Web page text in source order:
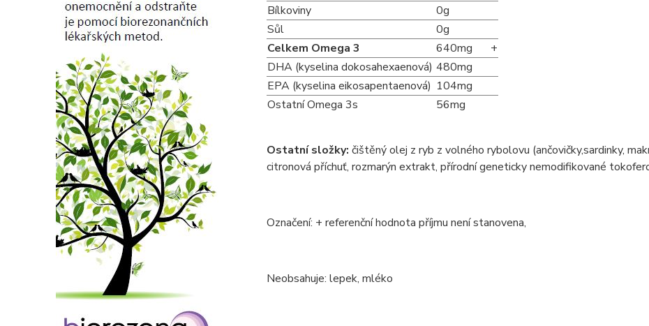
Bílkoviny
0g
Sůl
0g
Celkem Omega 3
640mg
+
DHA (kyselina dokosahexaenová) 480mg
EPA (kyselina eikosapentaenová) 104mg
Ostatní Omega 3s
56mg
Ostatní složky: čištěný olej z ryb z volného rybolovu (ančovičky,sardinky,
citronová příchuť, rozmarýn extrakt, přírodní geneticky nemodifikované
Označení: + referenční hodnota příjmu není stanovena,
Neobsahuje: lepek, mléko